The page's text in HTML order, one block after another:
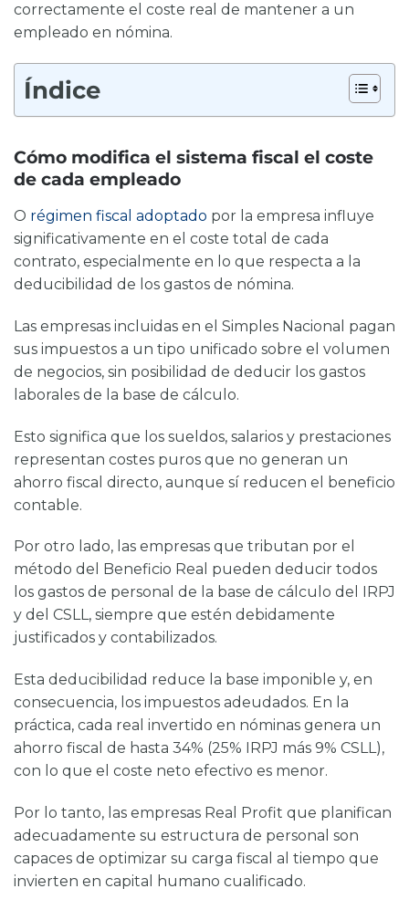
correctamente el coste real de mantener a un
empleado en nómina.
Índice
Cómo modifica el sistema fiscal el coste
de cada empleado
O régimen fiscal adoptado por la empresa influye
significativamente en el coste total de cada
contrato, especialmente en lo que respecta a la
deducibilidad de los gastos de nómina.
Las empresas incluidas en el Simples Nacional pagan
sus impuestos a un tipo unificado sobre el volumen
de negocios, sin posibilidad de deducir los gastos
laborales de la base de cálculo.
Esto significa que los sueldos, salarios y prestaciones
representan costes puros que no generan un
ahorro fiscal directo, aunque sí reducen el beneficio
contable.
Por otro lado, las empresas que tributan por el
método del Beneficio Real pueden deducir todos
los gastos de personal de la base de cálculo del IRPJ
y del CSLL, siempre que estén debidamente
justificados y contabilizados.
Esta deducibilidad reduce la base imponible y, en
consecuencia, los impuestos adeudados. En la
práctica, cada real invertido en nóminas genera un
ahorro fiscal de hasta 34% (25% IRPJ más 9% CSLL),
con lo que el coste neto efectivo es menor.
Por lo tanto, las empresas Real Profit que planifican
adecuadamente su estructura de personal son
capaces de optimizar su carga fiscal al tiempo que
invierten en capital humano cualificado.